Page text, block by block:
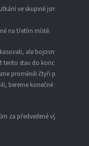
ve skupině jsme
na třetím místě.
ale bojovným
stav do konce
proměnili čtyři penalty
bereme konečné páté
za předvedené výkony